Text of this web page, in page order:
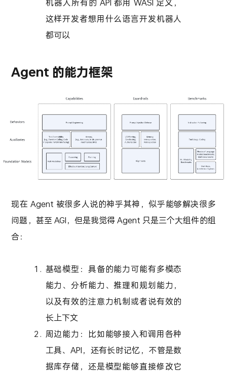
机器人所有的 API 都用 WASI 定义，
这样开发者想用什么语言开发机器人
都可以
Agent 的能力框架
现在 Agent 被很多人说的神乎其神，似乎能够解决很多
问题，甚至 AGI，但是我觉得 Agent 只是三个大组件的组
合：
基础模型：具备的能力可能有多模态
能力、分析能力、推理和规划能力，
以及有效的注意力机制或者说有效的
长上下文
周边能力：比如能够接入和调用各种
工具、API，还有长时记忆，不管是数
据库存储，还是模型能够直接修改它